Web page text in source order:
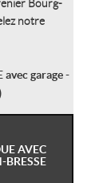
Bourg-
notre
avec garage -
AVEC
BRESSE